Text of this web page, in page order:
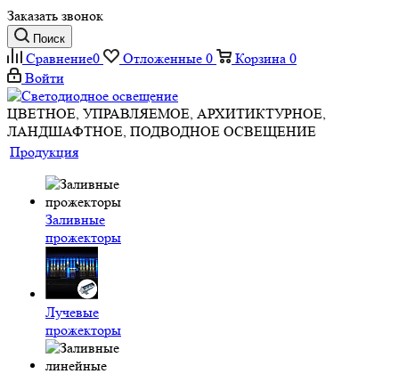
Заказать звонок
Поиск
Сравнение0 Отложенные 0 Корзина 0
Войти
ЦВЕТНОЕ, УПРАВЛЯЕМОЕ, АРХИТИКТУРНОЕ,
ЛАНДШАФТНОЕ, ПОДВОДНОЕ ОСВЕЩЕНИЕ
Продукция
Заливные
прожекторы
Лучевые
прожекторы